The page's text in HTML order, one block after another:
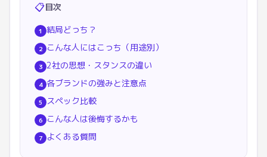
📋目次
1 結局どっち？
2 こんな人にはこっち（用途別）
3 2社の思想・スタンスの違い
4 各ブランドの強みと注意点
5 スペック比較
6 こんな人は後悔するかも
7 よくある質問